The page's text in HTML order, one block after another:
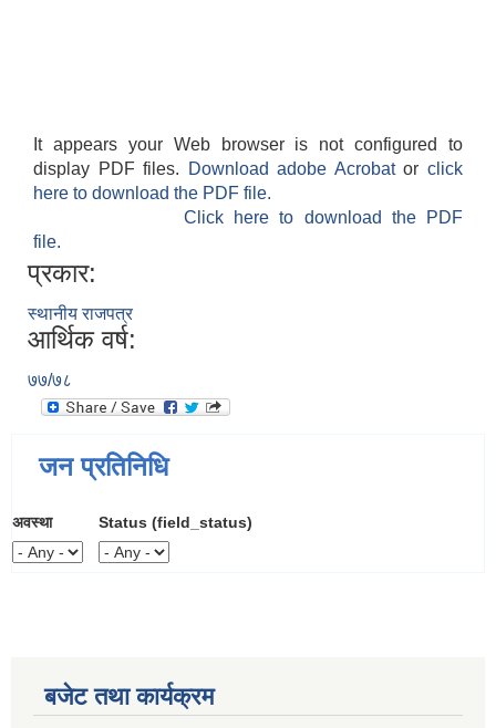
It appears your Web browser is not configured to
display PDF files.
Download adobe Acrobatorclick
here to download the PDF file.
Click here to download the PDF
file.
प्रकार:
स्थानीय राजपत्र
आर्थिक वर्ष:
७७/७८
जन प्रतिनिधि
अवस्था Status (field_status)
बजेट तथा कार्यक्रम